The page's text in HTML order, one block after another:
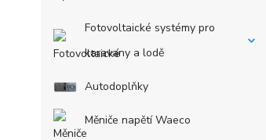
Fotovoltaické systémy pro
karavany a lodě
Autodoplňky
Měniče napětí Waeco